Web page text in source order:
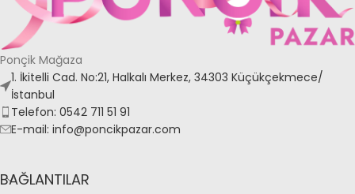
Ponçik Mağaza
1. İkitelli Cad. No:21, Halkalı Merkez, 34303 Küçükçekmece/
İstanbul
Telefon: 0542 711 51 91
E-mail: info@poncikpazar.com
BAĞLANTILAR